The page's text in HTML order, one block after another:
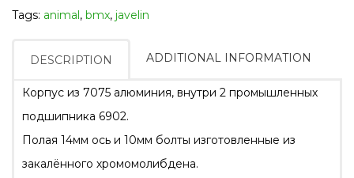
Tags: animal , bmx, javelin
DESCRIPTION ADDITIONAL INFORMATION
Корпус из 7075 алюминия, внутри 2 промышленных
подшипника 6902.
Полая 14мм ось и 10мм болты изготовленные из
закалённого хромомолибдена.